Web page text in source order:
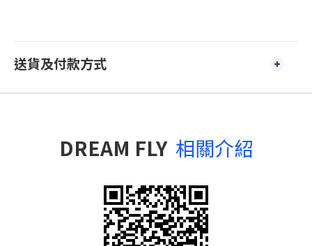
送貨及付款方式
DREAM FLY 相關介紹